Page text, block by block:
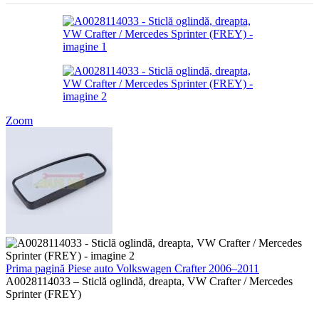
Zoom
Prima pagină Piese auto Volkswagen Crafter2006–2011
A0028114033 – Sticlă oglindă, dreapta, VW Crafter / Mercedes
Sprinter (FREY)